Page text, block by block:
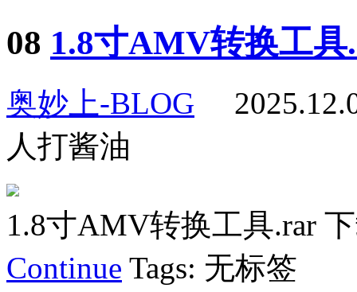
08 1.8寸AMV转换工
奥妙上-BLOG
人打酱油
1.8寸AMV转换工具.rar
Continue Tags: 无标签